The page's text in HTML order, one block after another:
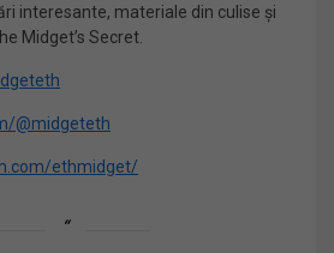
interesante, materiale din culise și
Midget’s Secret.
@midgeteth
ethmidget/